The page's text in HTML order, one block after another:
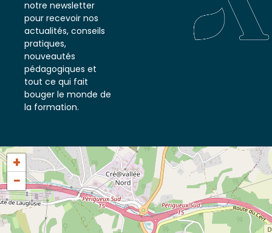
notre newsletter
pour recevoir nos
actualités, conseils
pratiques,
nouveautés
pédagogiques et
tout ce qui fait
bouger le monde de
la formation.
+
−